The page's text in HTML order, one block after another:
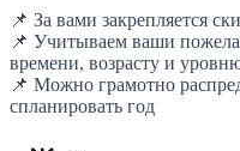
📌 За вами закрепляется
📌 Учитываем ваши
времени, возрасту и
📌 Можно грамотно
спланировать год